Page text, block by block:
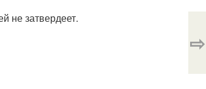
не затвердеет.
⇨